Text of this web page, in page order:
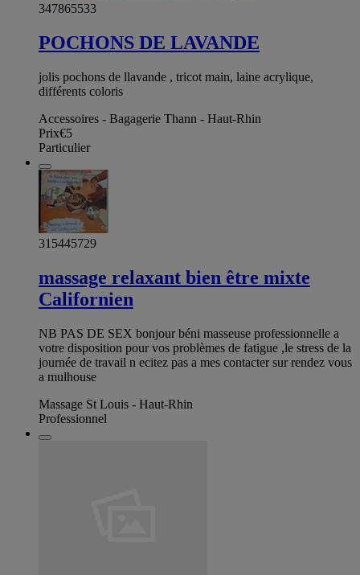
347865533
POCHONS DE LAVANDE
jolis pochons de llavande , tricot main, laine acrylique,
différents coloris
Accessoires - Bagagerie Thann - Haut-Rhin
Prix€5
Particulier
315445729
massage relaxant bien être mixte
Californien
NB PAS DE SEX bonjour béni masseuse professionnelle a
votre disposition pour vos problèmes de fatigue ,le stress de la
journée de travail n ecitez pas a mes contacter sur rendez vous
a mulhouse
Massage St Louis - Haut-Rhin
Professionnel